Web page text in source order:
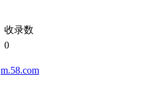
收录数
0
m.58.com